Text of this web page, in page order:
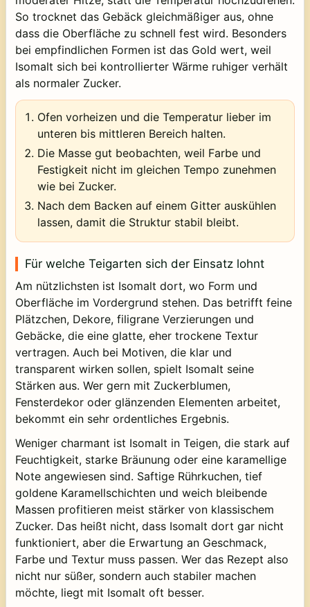
So trocknet das Gebäck gleichmäßiger aus, ohne
dass die Oberfläche zu schnell fest wird. Besonders
bei empfindlichen Formen ist das Gold wert, weil
Isomalt sich bei kontrollierter Wärme ruhiger verhält
als normaler Zucker.
Ofen vorheizen und die Temperatur lieber im
unteren bis mittleren Bereich halten.
Die Masse gut beobachten, weil Farbe und
Festigkeit nicht im gleichen Tempo zunehmen
wie bei Zucker.
Nach dem Backen auf einem Gitter auskühlen
lassen, damit die Struktur stabil bleibt.
Für welche Teigarten sich der Einsatz lohnt
Am nützlichsten ist Isomalt dort, wo Form und
Oberfläche im Vordergrund stehen. Das betrifft feine
Plätzchen, Dekore, filigrane Verzierungen und
Gebäcke, die eine glatte, eher trockene Textur
vertragen. Auch bei Motiven, die klar und
transparent wirken sollen, spielt Isomalt seine
Stärken aus. Wer gern mit Zuckerblumen,
Fensterdekor oder glänzenden Elementen arbeitet,
bekommt ein sehr ordentliches Ergebnis.
Weniger charmant ist Isomalt in Teigen, die stark auf
Feuchtigkeit, starke Bräunung oder eine karamellige
Note angewiesen sind. Saftige Rührkuchen, tief
goldene Karamellschichten und weich bleibende
Massen profitieren meist stärker von klassischem
Zucker. Das heißt nicht, dass Isomalt dort gar nicht
funktioniert, aber die Erwartung an Geschmack,
Farbe und Textur muss passen. Wer das Rezept also
nicht nur süßer, sondern auch stabiler machen
möchte, liegt mit Isomalt oft besser.